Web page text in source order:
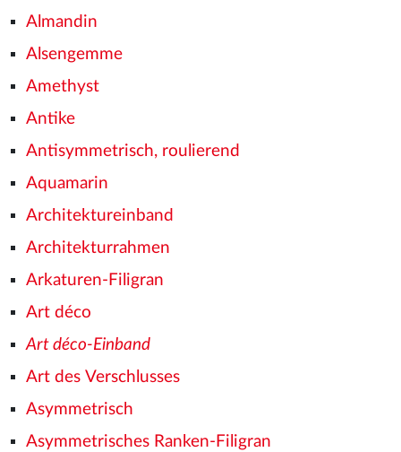
Almandin
Alsengemme
Amethyst
Antike
Antisymmetrisch, roulierend
Aquamarin
Architektureinband
Architekturrahmen
Arkaturen-Filigran
Art déco
Art déco-Einband
Art des Verschlusses
Asymmetrisch
Asymmetrisches Ranken-Filigran